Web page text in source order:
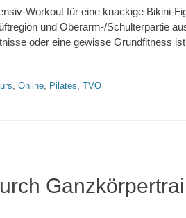
Workout für eine knackige Bikini-
und Oberarm-/Schulterpartie
oder eine gewisse Grundfitness
, Online, Pilates, TVO